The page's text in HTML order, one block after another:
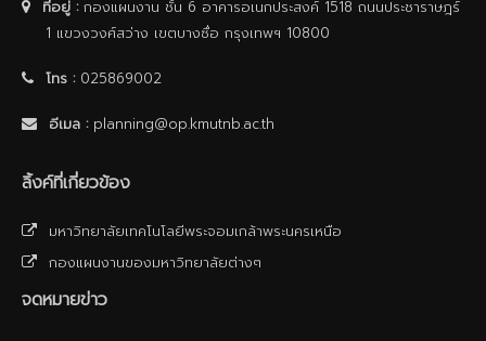
ที่อยู่ :กองแผนงาน ชั้น 6 อาคารอเนกประสงค์ 1518 ถนนประชาราษฎร์
1 แขวงวงศ์สว่าง เขตบางซื่อ กรุงเทพฯ 10800
โทร :025869002
อีเมล : planning@op.kmutnb.ac.th
ลิ้งค์ที่เกี่ยวข้อง
มหาวิทยาลัยเทคโนโลยีพระจอมเกล้าพระนครเหนือ
กองแผนงานของมหาวิทยาลัยต่างๆ
จดหมายข่าว